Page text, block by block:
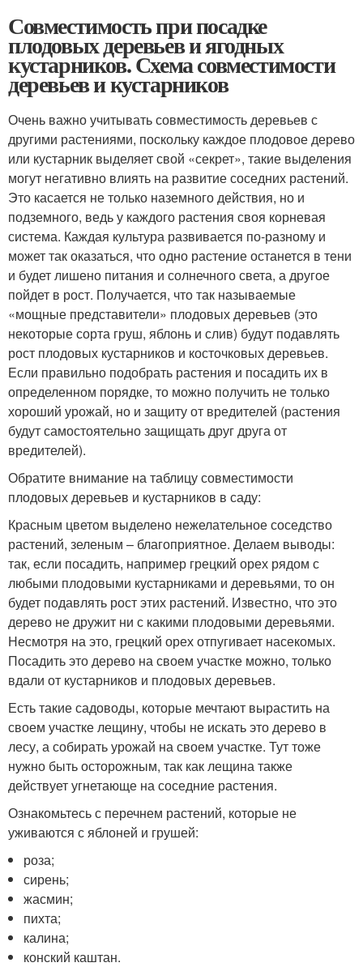
Совместимость при посадке
плодовых деревьев и ягодных
кустарников. Схема совместимости
деревьев и кустарников
Очень важно учитывать совместимость деревьев с
другими растениями, поскольку каждое плодовое дерево
или кустарник выделяет свой «секрет», такие выделения
могут негативно влиять на развитие соседних растений.
Это касается не только наземного действия, но и
подземного, ведь у каждого растения своя корневая
система. Каждая культура развивается по-разному и
может так оказаться, что одно растение останется в тени
и будет лишено питания и солнечного света, а другое
пойдет в рост. Получается, что так называемые
«мощные представители» плодовых деревьев (это
некоторые сорта груш, яблонь и слив) будут подавлять
рост плодовых кустарников и косточковых деревьев.
Если правильно подобрать растения и посадить их в
определенном порядке, то можно получить не только
хороший урожай, но и защиту от вредителей (растения
будут самостоятельно защищать друг друга от
вредителей).
Обратите внимание на таблицу совместимости
плодовых деревьев и кустарников в саду:
Красным цветом выделено нежелательное соседство
растений, зеленым – благоприятное. Делаем выводы:
так, если посадить, например грецкий орех рядом с
любыми плодовыми кустарниками и деревьями, то он
будет подавлять рост этих растений. Известно, что это
дерево не дружит ни с какими плодовыми деревьями.
Несмотря на это, грецкий орех отпугивает насекомых.
Посадить это дерево на своем участке можно, только
вдали от кустарников и плодовых деревьев.
Есть такие садоводы, которые мечтают вырастить на
своем участке лещину, чтобы не искать это дерево в
лесу, а собирать урожай на своем участке. Тут тоже
нужно быть осторожным, так как лещина также
действует угнетающе на соседние растения.
Ознакомьтесь с перечнем растений, которые не
уживаются с яблоней и грушей:
роза;
сирень;
жасмин;
пихта;
калина;
конский каштан.